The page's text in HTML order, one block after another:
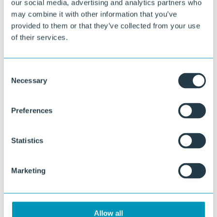
our social media, advertising and analytics partners who
may combine it with other information that you’ve
provided to them or that they’ve collected from your use
of their services.
Selection
Necessary
Preferences
Statistics
Marketing
Allow all
Maßanfertigung in Größe, Form und Ausführung
Von Standardplatten bis hin zu kundenspezifischen Abmessungen,
Formen, Farben und Strukturen.